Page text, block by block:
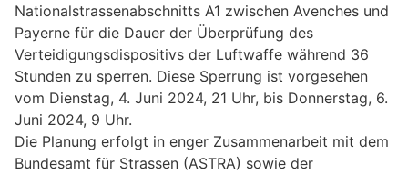
Nationalstrassenabschnitts A1 zwischen Avenches und
Payerne für die Dauer der Überprüfung des
Verteidigungsdispositivs der Luftwaffe während 36
Stunden zu sperren. Diese Sperrung ist vorgesehen
vom Dienstag, 4. Juni 2024, 21 Uhr, bis Donnerstag, 6.
Juni 2024, 9 Uhr.
Die Planung erfolgt in enger Zusammenarbeit mit dem
Bundesamt für Strassen (ASTRA) sowie der